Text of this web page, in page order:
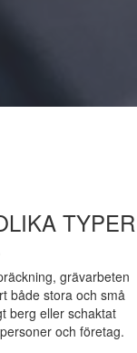
TYPER
grävarbeten
både stora och små
berg eller schaktat
och företag.